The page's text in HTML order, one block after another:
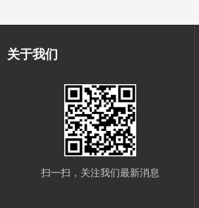
关于我们
扫一扫，关注我们最新消息